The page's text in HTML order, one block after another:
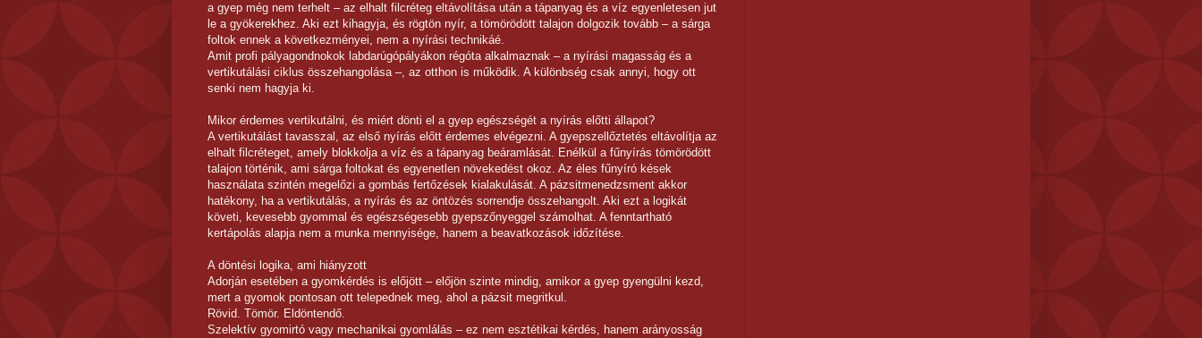
a gyep még nem terhelt – az elhalt filcréteg eltávolítása után a tápanyag és a víz egyenletesen jut
le a gyökerekhez. Aki ezt kihagyja, és rögtön nyír, a tömörödött talajon dolgozik tovább – a sárga
foltok ennek a következményei, nem a nyírási technikáé.
Amit profi pályagondnokok labdarúgópályákon régóta alkalmaznak – a nyírási magasság és a
vertikutálási ciklus összehangolása –, az otthon is működik. A különbség csak annyi, hogy ott
senki nem hagyja ki.
Mikor érdemes vertikutálni, és miért dönti el a gyep egészségét a nyírás előtti állapot?
A vertikutálást tavasszal, az első nyírás előtt érdemes elvégezni. A gyepszellőztetés eltávolítja az
elhalt filcréteget, amely blokkolja a víz és a tápanyag beáramlását. Enélkül a fűnyírás tömörödött
talajon történik, ami sárga foltokat és egyenetlen növekedést okoz. Az éles fűnyíró kések
használata szintén megelőzi a gombás fertőzések kialakulását. A pázsitmenedzsment akkor
hatékony, ha a vertikutálás, a nyírás és az öntözés sorrendje összehangolt. Aki ezt a logikát
követi, kevesebb gyommal és egészségesebb gyepszőnyeggel számolhat. A fenntartható
kertápolás alapja nem a munka mennyisége, hanem a beavatkozások időzítése.
A döntési logika, ami hiányzott
Adorján esetében a gyomkérdés is előjött – előjön szinte mindig, amikor a gyep gyengülni kezd,
mert a gyomok pontosan ott telepednek meg, ahol a pázsit megritkul.
Rövid. Tömör. Eldöntendő.
Szelektív gyomirtó vagy mechanikai gyomlálás – ez nem esztétikai kérdés, hanem arányosság